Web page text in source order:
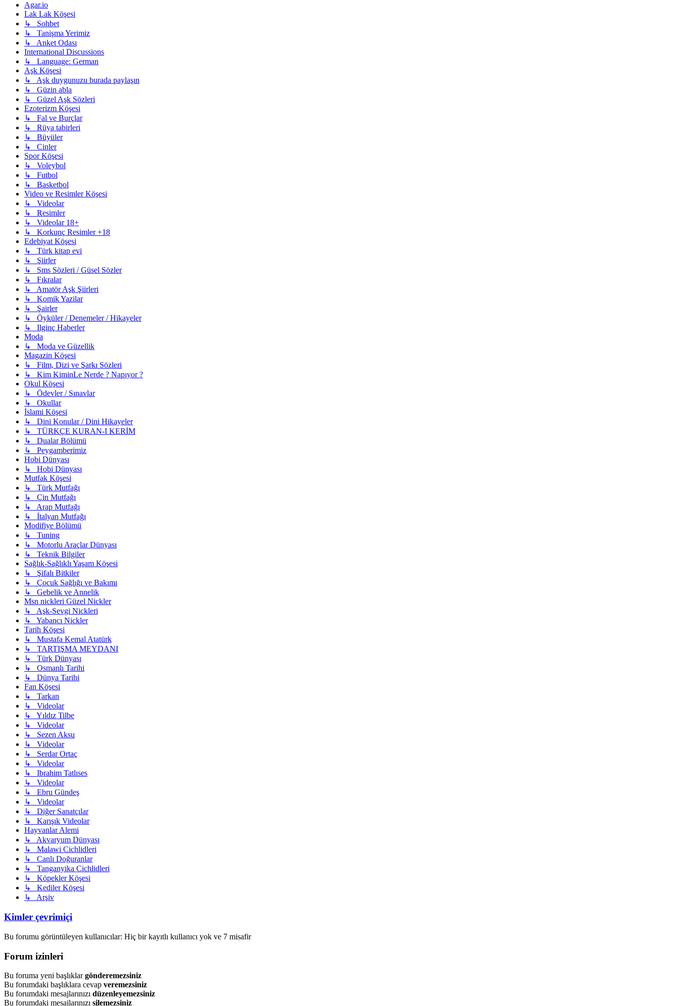
Agar.io
Lak Lak Köşesi
↳ Sohbet
↳ Tanişma Yerimiz
↳ Anket Odası
International Discussions
↳ Language: German
Aşk Köşesi
↳ Aşk duygunuzu burada paylaşın
↳ Güzin abla
↳ Güzel Aşk Sözleri
Ezoterizm Köşesi
↳ Fal ve Burçlar
↳ Rüya tabirleri
↳ Büyüler
↳ Cinler
Spor Köşesi
↳ Voleybol
↳ Futbol
↳ Basketbol
Video ve Resimler Köşesi
↳ Videolar
↳ Resimler
↳ Videolar 18+
↳ Korkunç Resimler +18
Edebiyat Köşesi
↳ Türk kitap evi
↳ Şiirler
↳ Sms Sözleri / Güsel Sözler
↳ Fıkralar
↳ Amatör Aşk Şiirleri
↳ Komik Yazilar
↳ Şairler
↳ Öyküler / Denemeler / Hikayeler
↳ Ilginç Haberler
Moda
↳ Moda ve Güzellik
Magazin Köşesi
↳ Film, Dizi ve Şarkı Sözleri
↳ Kim KiminLe Nerde ? Napıyor ?
Okul Köşesi
↳ Ödevler / Sınavlar
↳ Okullar
İslami Köşesi
↳ Dini Konular / Dini Hikayeler
↳ TÜRKÇE KURAN-I KERİM
↳ Dualar Bölümü
↳ Peygamberimiz
Hobi Dünyası
↳ Hobi Dünyası
Mutfak Köşesi
↳ Türk Mutfağı
↳ Çin Mutfağı
↳ Arap Mutfağı
↳ İtalyan Mutfağı
Modifiye Bölümü
↳ Tuning
↳ Motorlu Araçlar Dünyası
↳ Teknik Bilgiler
Sağlık-Sağlıklı Yaşam Köşesi
↳ Şifalı Bitkiler
↳ Çocuk Sağlığı ve Bakımı
↳ Gebelik ve Annelik
Msn nickleri Güzel Nickler
↳ Aşk-Sevgi Nickleri
↳ Yabancı Nickler
Tarih Köşesi
↳ Mustafa Kemal Atatürk
↳ TARTIŞMA MEYDANI
↳ Türk Dünyası
↳ Osmanlı Tarihi
↳ Dünya Tarihi
Fan Köşesi
↳ Tarkan
↳ Videolar
↳ Yıldız Tilbe
↳ Videolar
↳ Sezen Aksu
↳ Videolar
↳ Serdar Ortaç
↳ Videolar
↳ Ibrahim Tatlıses
↳ Videolar
↳ Ebru Gündeş
↳ Videolar
↳ Diğer Sanatçılar
↳ Karışık Videolar
Hayvanlar Alemi
↳ Akvaryum Dünyası
↳ Malawi Cichlidleri
↳ Canlı Doğuranlar
↳ Tanganyika Cichlidleri
↳ Köpekler Köşesi
↳ Kediler Köşesi
↳ Arşiv
Kimler çevrimiçi
Bu forumu görüntüleyen kullanıcılar: Hiç bir kayıtlı kullanıcı yok ve 7 misafir
Forum izinleri
Bu foruma yeni başlıklargönderemezsiniz
Bu forumdaki başlıklara cevap veremezsiniz
Bu forumdaki mesajlarınızı düzenleyemezsiniz
Bu forumdaki mesajlarınızı silemezsiniz